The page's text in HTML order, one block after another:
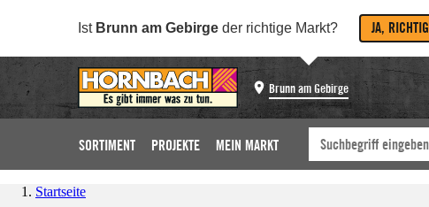
Ist Brunn am Gebirge der richtige Markt? JA, RICHTIG
Brunn am Gebirge
SORTIMENT PROJEKTE MEIN MARKT
Startseite